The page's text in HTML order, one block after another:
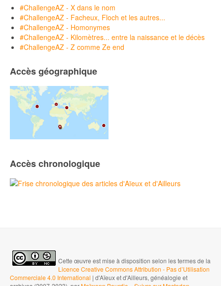
#ChallengeAZ - X dans le nom
#ChallengeAZ - Facheux, Floch et les autres...
#ChallengeAZ - Homonymes
#ChallengeAZ - Kilomètres... entre la naissance et le décès
#ChallengeAZ - Z comme Ze end
Accès géographique
Accès chronologique
Cette œuvre est mise à disposition selon les termes de la
Licence Creative Commons Attribution - Pas d’Utilisation
Commerciale 4.0 International | d'Aïeux et d'Ailleurs, généalogie et